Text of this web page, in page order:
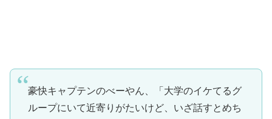
豪快キャプテンのべーやん、「大学のイケてるグ
ループにいて近寄りがたいけど、いざ話すとめち